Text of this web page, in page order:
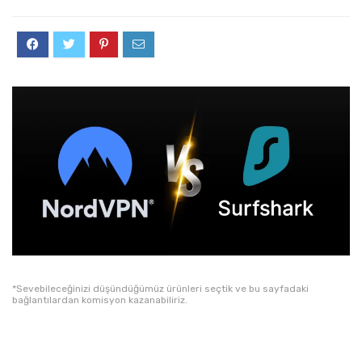
*Sevebileceğinizi düşündüğümüz ürünleri seçtik ve bu sayfadaki
bağlantılardan komisyon kazanabiliriz.